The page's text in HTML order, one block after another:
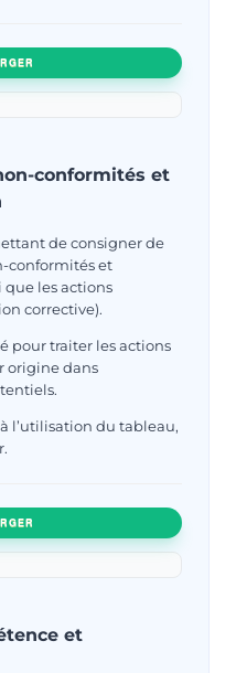
conformités et
de consigner de
conformités et
les actions
corrective).
pour traiter les actions
origine dans
l’utilisation du tableau,
et